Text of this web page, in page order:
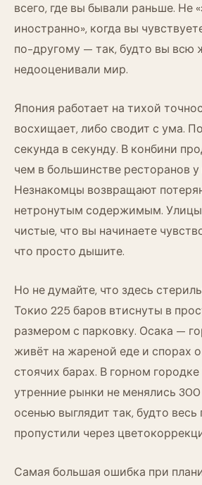
всего, где вы бывали раньше. Не
иностранно», когда вы
по-другому — так, будто вы всю
недооценивали мир.
Япония работает на тихой
восхищает, либо сводит с ума.
секунда в секунду. В конбини
чем в большинстве ресторанов у
Незнакомцы возвращают
нетронутым содержимым. Улицы
чистые, что вы начинаете
что просто дышите.
Но не думайте, что здесь
Токио 225 баров втиснуты в
размером с парковку. Осака —
живёт на жареной еде и спорах о
стоячих барах. В горном
утренние рынки не менялись 300
осенью выглядит так, будто весь
пропустили через
Самая большая ошибка при